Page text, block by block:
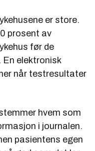
er store.
prosent av
før de
En elektronisk
når testresultater
hvem som
i journalen.
pasientens egen